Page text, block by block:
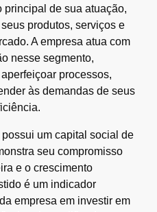
principal de sua atuação,
produtos, serviços e
A empresa atua com
nesse segmento,
processos,
às demandas de seus
um capital social de
seu compromisso
e o crescimento
é um indicador
empresa em investir em